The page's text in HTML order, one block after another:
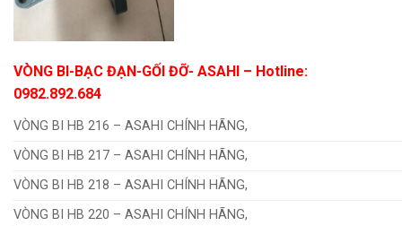
VÒNG BI-BẠC ĐẠN-GỐI ĐỠ- ASAHI – Hotline:
0982.892.684
VÒNG BI HB 216 – ASAHI CHÍNH HÃNG,
VÒNG BI HB 217 – ASAHI CHÍNH HÃNG,
VÒNG BI HB 218 – ASAHI CHÍNH HÃNG,
VÒNG BI HB 220 – ASAHI CHÍNH HÃNG,